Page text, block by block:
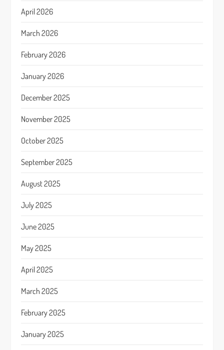
April 2026
March 2026
February 2026
January 2026
December 2025
November 2025
October 2025
September 2025
August 2025
July 2025
June 2025
May 2025
April 2025
March 2025
February 2025
January 2025